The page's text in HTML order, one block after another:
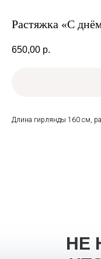
Растяжка «С
650,00 р.
Длина гирлянды 160 см,
НЕ